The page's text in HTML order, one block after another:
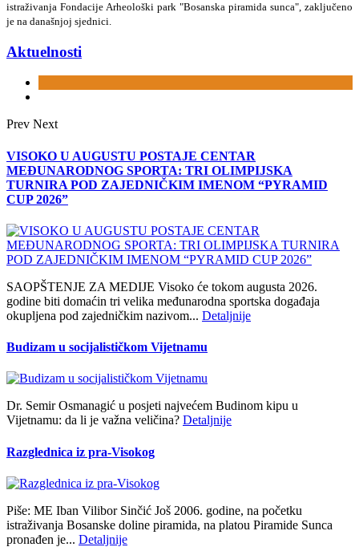
istraživanja Fondacije Arheološki park "Bosanska piramida sunca", zaključeno
je na današnjoj sjednici.
Aktuelnosti
Prev Next
VISOKO U AUGUSTU POSTAJE CENTAR
MEĐUNARODNOG SPORTA: TRI OLIMPIJSKA
TURNIRA POD ZAJEDNIČKIM IMENOM “PYRAMID
CUP 2026”
SAOPŠTENJE ZA MEDIJE Visoko će tokom augusta 2026.
godine biti domaćin tri velika međunarodna sportska događaja
okupljena pod zajedničkim nazivom... Detaljnije
Budizam u socijalističkom Vijetnamu
Dr. Semir Osmanagić u posjeti najvećem Budinom kipu u
Vijetnamu: da li je važna veličina? Detaljnije
Razglednica iz pra-Visokog
Piše: ME Iban Vilibor Sinčić Još 2006. godine, na početku
istraživanja Bosanske doline piramida, na platou Piramide Sunca
pronađen je... Detaljnije